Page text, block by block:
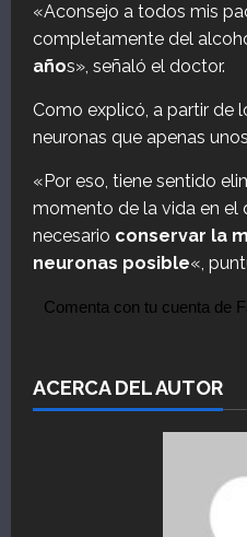
«Aconsejo a todos mis
completamente del
años», señaló el doctor.
Como explicó, a partir de
neuronas que apenas
«Por eso, tiene sentido
momento de la vida en el
necesario conservar la
neuronas posible«,
Comenta con tu cuenta de
ACERCA DEL AUTOR